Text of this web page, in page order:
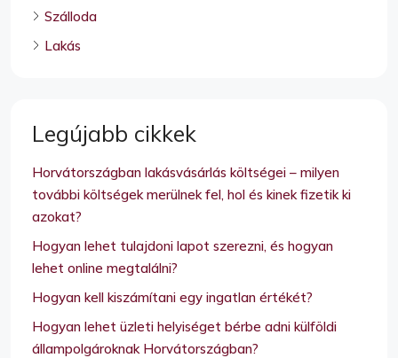
Szálloda
Lakás
Legújabb cikkek
Horvátországban lakásvásárlás költségei – milyen
további költségek merülnek fel, hol és kinek fizetik ki
azokat?
Hogyan lehet tulajdoni lapot szerezni, és hogyan
lehet online megtalálni?
Hogyan kell kiszámítani egy ingatlan értékét?
Hogyan lehet üzleti helyiséget bérbe adni külföldi
állampolgároknak Horvátországban?